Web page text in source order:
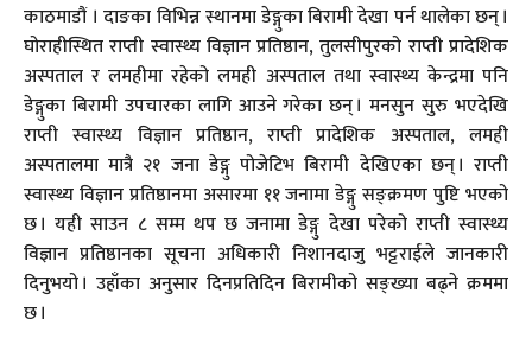
काठमाडौं । दाङका विभिन्न स्थानमा डेङ्गुका बिरामी देखा पर्न थालेका छन् ।
घोराहीस्थित राप्ती स्वास्थ्य विज्ञान प्रतिष्ठान, तुलसीपुरको राप्ती प्रादेशिक
अस्पताल र लमहीमा रहेको लमही अस्पताल तथा स्वास्थ्य केन्द्रमा पनि
डेङ्गुका बिरामी उपचारका लागि आउने गरेका छन् । मनसुन सुरु भएदेखि
राप्ती स्वास्थ्य विज्ञान प्रतिष्ठान, राप्ती प्रादेशिक अस्पताल, लमही
अस्पतालमा मात्रै २१ जना डेङ्गु पोजेटिभ बिरामी देखिएका छन् । राप्ती
स्वास्थ्य विज्ञान प्रतिष्ठानमा असारमा ११ जनामा डेङ्गु सङ्क्रमण पुष्टि भएको
छ । यही साउन ८ सम्म थप छ जनामा डेङ्गु देखा परेको राप्ती स्वास्थ्य
विज्ञान प्रतिष्ठानका सूचना अधिकारी निशानदाजु भट्टराईले जानकारी
दिनुभयो । उहाँका अनुसार दिनप्रतिदिन बिरामीको सङ्ख्या बढ्ने क्रममा
छ ।